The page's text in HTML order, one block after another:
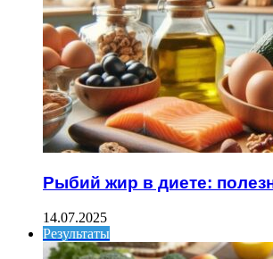
Рыбий жир в диете:
14.07.2025
Результаты